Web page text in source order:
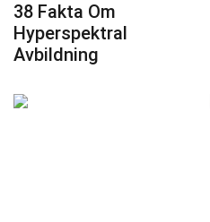
38 Fakta Om
Hyperspektral
Avbildning